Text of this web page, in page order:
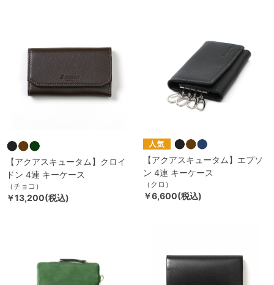
【アクアスキュータム】クロイ
ドン 4連 キーケース
（チョコ）
￥13,200(税込)
【アクアスキュータム】エプソ
ン 4連 キーケース
（クロ）
￥6,600(税込)